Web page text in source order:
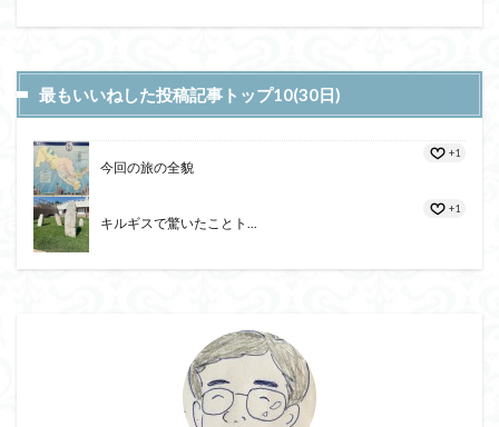
最もいいねした投稿記事トップ10(30日)
今回の旅の全貌
+1
キルギスで驚いたことト...
+1